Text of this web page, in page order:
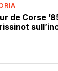
de Corse